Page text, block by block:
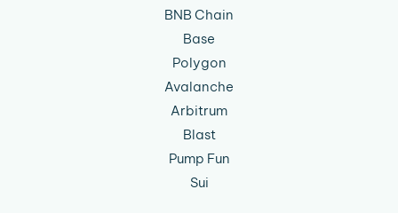
BNB Chain
Base
Polygon
Avalanche
Arbitrum
Blast
Pump Fun
Sui